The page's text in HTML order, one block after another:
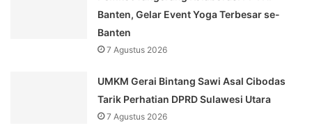
Banten, Gelar Event Yoga Terbesar se-
Banten
7 Agustus 2026
UMKM Gerai Bintang Sawi Asal Cibodas
Tarik Perhatian DPRD Sulawesi Utara
7 Agustus 2026